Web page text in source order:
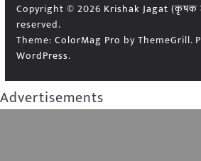
Copyright © 2026 Krishak Jagat (कृषक
reserved.
Theme: ColorMag Pro by ThemeGrill.
WordPress.
Advertisements